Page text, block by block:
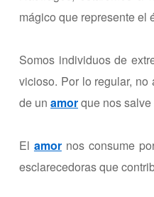
mágico que represente el
Somos individuos de
vicioso. Por lo regular,
de un amorque nos
El amornos consume
esclarecedoras que